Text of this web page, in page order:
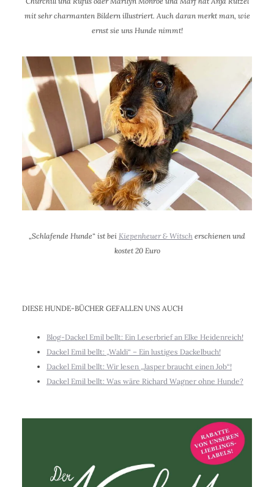
mit sehr charmanten Bildern illustriert. Auch daran merkt man, wie
ernst sie uns Hunde nimmt!
„Schlafende Hunde“ ist bei Kiepenheuer & Witsch erschienen und
kostet 20 Euro
DIESE HUNDE-BÜCHER GEFALLEN UNS AUCH
Blog-Dackel Emil bellt: Ein Leserbrief an Elke Heidenreich!
Dackel Emil bellt: „Waldi“ – Ein lustiges Dackelbuch!
Dackel Emil bellt: Wir lesen „Jasper braucht einen Job“!
Dackel Emil bellt: Was wäre Richard Wagner ohne Hunde?